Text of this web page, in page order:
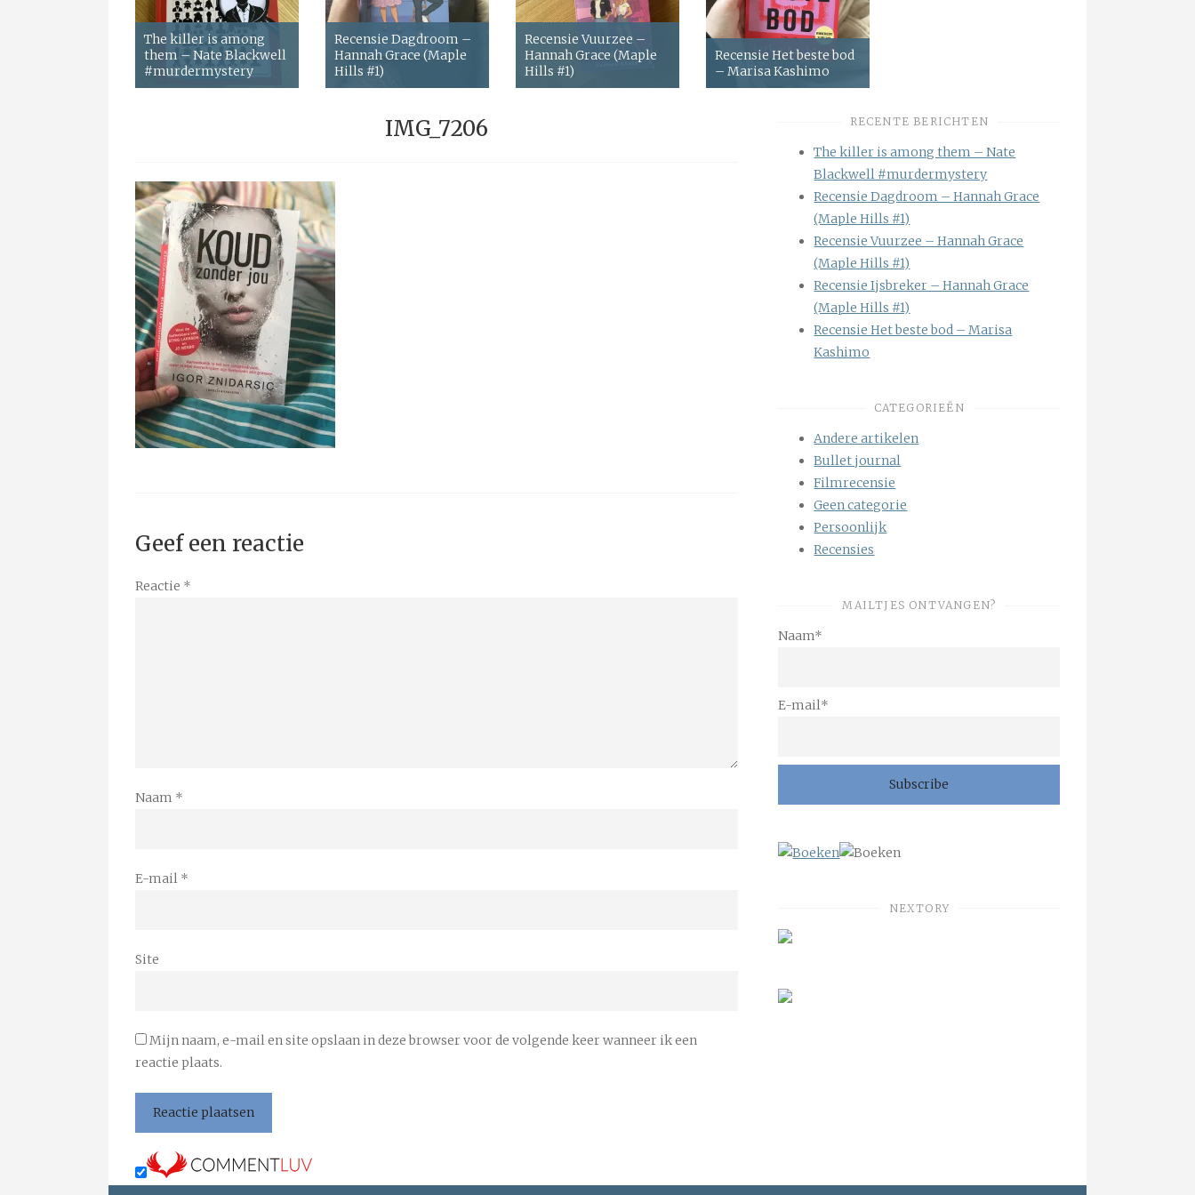
The killer is among
them – Nate Blackwell
#murdermystery
Recensie Dagdroom –
Hannah Grace (Maple
Hills #1)
Recensie Vuurzee –
Hannah Grace (Maple
Hills #1)
Recensie Het beste bod
– Marisa Kashimo
IMG_7206
Geef een reactie
Reactie *
Naam *
E-mail *
Site
Mijn naam, e-mail en site opslaan in deze browser voor de volgende keer wanneer ik een
reactie plaats.
RECENTE BERICHTEN
The killer is among them – Nate
Blackwell #murdermystery
Recensie Dagdroom – Hannah Grace
(Maple Hills #1)
Recensie Vuurzee – Hannah Grace
(Maple Hills #1)
Recensie Ijsbreker – Hannah Grace
(Maple Hills #1)
Recensie Het beste bod – Marisa
Kashimo
CATEGORIEËN
Andere artikelen
Bullet journal
Filmrecensie
Geen categorie
Persoonlijk
Recensies
MAILTJES ONTVANGEN?
Naam*
E-mail*
NEXTORY